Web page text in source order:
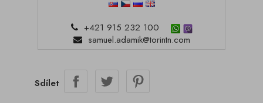
+421 915 232 100
samuel.adamik@torintn.com
Sdílet